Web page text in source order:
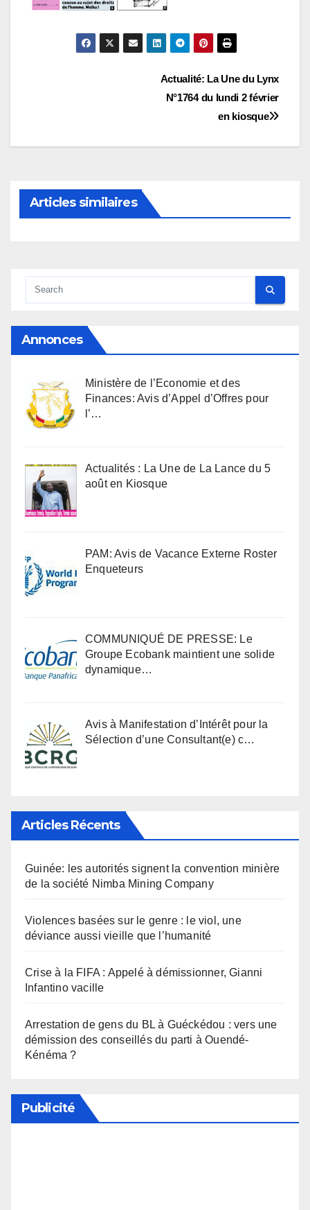
l’article
Actualité: La Une du Lynx
N°1764 du lundi 2 février
en kiosque
Articles similaires
Annonces
Ministère de l’Economie et des
Finances: Avis d’Appel d’Offres pour
l’…
Actualités : La Une de La Lance du 5
août en Kiosque
PAM: Avis de Vacance Externe Roster
Enqueteurs
COMMUNIQUÉ DE PRESSE: Le
Groupe Ecobank maintient une solide
dynamique…
Avis à Manifestation d’Intérêt pour la
Sélection d’une Consultant(e) c…
Articles Récents
Guinée: les autorités signent la convention minière
de la société Nimba Mining Company
Violences basées sur le genre : le viol, une
déviance aussi vieille que l’humanité
Crise à la FIFA : Appelé à démissionner, Gianni
Infantino vacille
Arrestation de gens du BL à Guéckédou : vers une
démission des conseillés du parti à Ouendé-
Kénéma ?
Publicité